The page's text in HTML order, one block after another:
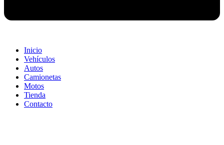
Inicio
Vehículos
Autos
Camionetas
Motos
Tienda
Contacto